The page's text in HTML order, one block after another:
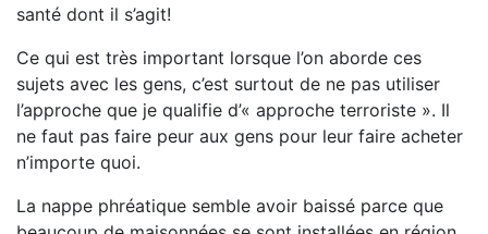
santé dont il s’agit!
Ce qui est très important lorsque l’on aborde ces
sujets avec les gens, c’est surtout de ne pas utiliser
l’approche que je qualifie d’« approche terroriste ». Il
ne faut pas faire peur aux gens pour leur faire acheter
n’importe quoi.
La nappe phréatique semble avoir baissé parce que